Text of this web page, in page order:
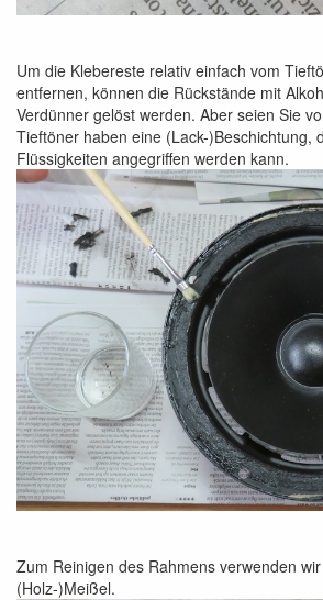
Um die Klebereste relativ einfach vom
entfernen, können die Rückstände mit
Verdünner gelöst werden. Aber seien Sie
Tieftöner haben eine (Lack-)Beschichtung,
Flüssigkeiten angegriffen werden kann.
Zum Reinigen des Rahmens verwenden
(Holz-)Meißel.